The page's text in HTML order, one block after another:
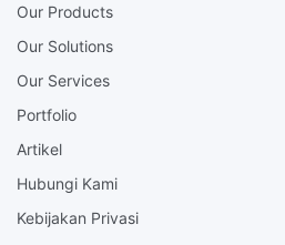
Our Products
Our Solutions
Our Services
Portfolio
Artikel
Hubungi Kami
Kebijakan Privasi